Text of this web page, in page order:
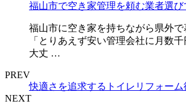
福山市で空き家管理を頼む業者選
福山市に空き家を持ちながら県外で
「とりあえず安い管理会社に月数
大丈 …
PREV
快適さを追求するトイレリフォーム
NEXT